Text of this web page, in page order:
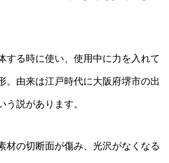
する時に使い、使用中に力を入れて
。由来は江戸時代に大阪府堺市の出
説があります。
材の切断面が傷み、光沢がなくなる